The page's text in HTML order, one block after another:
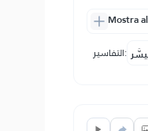
Mostra
التفاسير: